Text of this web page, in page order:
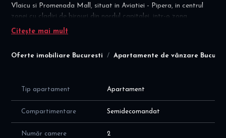
Oferte imobiliare Bucuresti Apartamente de vânzare
Vlaicu si Promenada Mall, situat in Aviatiei - Pipera, in centrul
zonei cu cladiri de birouri din nordul capitalei, intr-o zona
deosebita si intr-o comunitate foarte selecta si moderna.
- achizitie PJ : 169.000 euro, cu taxare inversa; termen predare:
inversa
Apartamentul este decomandat, situat la etajul 1/11, cu vedere
catre parcul nou din complex, intr-un imobil construit in 2026, cu
Citește mai mult
Tip apartament Apartament
Compartimentare Semidecomandat
Număr camere 2